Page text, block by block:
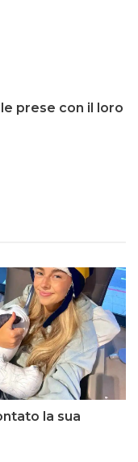
prese con il loro
la sua